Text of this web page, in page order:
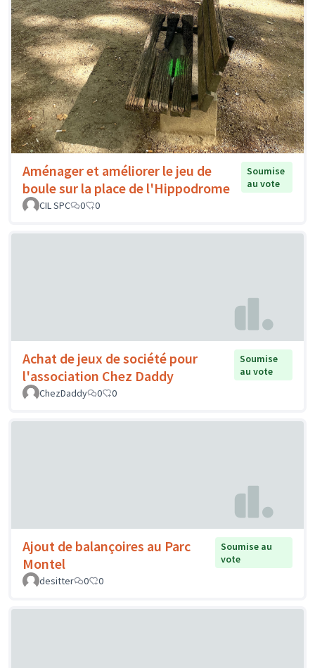
Aménager et améliorer le jeu de
boule sur la place de l'Hippodrome
Soumise
au vote
CIL SPC
0 0
Achat de jeux de société pour
l'association Chez Daddy
Soumise
au vote
ChezDaddy
0 0
Ajout de balançoires au Parc
Montel
Soumise au
vote
desitter
0 0